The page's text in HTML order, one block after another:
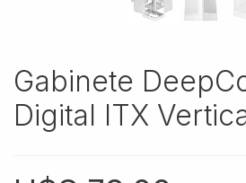
Gabinete
Digital ITX